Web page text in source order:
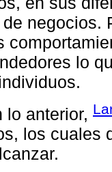
negocios.
lo
lo anterior,
los cuales